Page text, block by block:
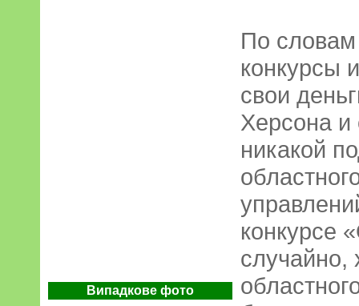
Випадкове фото
По
конкурсы
свои
Херсона и
никакой
конкурсе
случайно,